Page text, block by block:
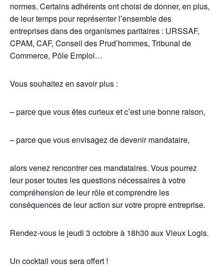
normes. Certains adhérents ont choisi de donner, en plus,
de leur temps pour représenter l’ensemble des
entreprises dans des organismes paritaires : URSSAF,
CPAM, CAF, Conseil des Prud’hommes, Tribunal de
Commerce, Pôle Emploi…
Vous souhaitez en savoir plus :
– parce que vous êtes curieux et c’est une bonne raison,
– parce que vous envisagez de devenir mandataire,
alors venez rencontrer ces mandataires. Vous pourrez
leur poser toutes les questions nécessaires à votre
compréhension de leur rôle et comprendre les
conséquences de leur action sur votre propre entreprise.
Rendez-vous le jeudi 3 octobre à 18h30 aux Vieux Logis.
Un cocktail vous sera offert !